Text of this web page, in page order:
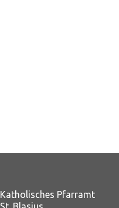
Katholisches Pfarramt